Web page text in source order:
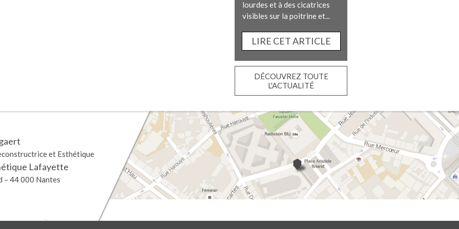
lourdes et à des cicatrices
visibles sur la poitrine et...
LIRE CET ARTICLE
DÉCOUVREZ TOUTE
L'ACTUALITÉ
et Esthétique
Lafayette
– 44 000 Nantes